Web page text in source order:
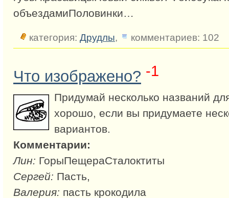
объездамиПоловинки…
категория: Друдлы, комментариев: 102
Что изображено? -1
Придумай несколько названий
хорошо, если вы придумаете
вариантов.
Комментарии:
Лин: ГорыПещераСталоктиты
Сергей: Пасть,
Валерия: пасть крокодила